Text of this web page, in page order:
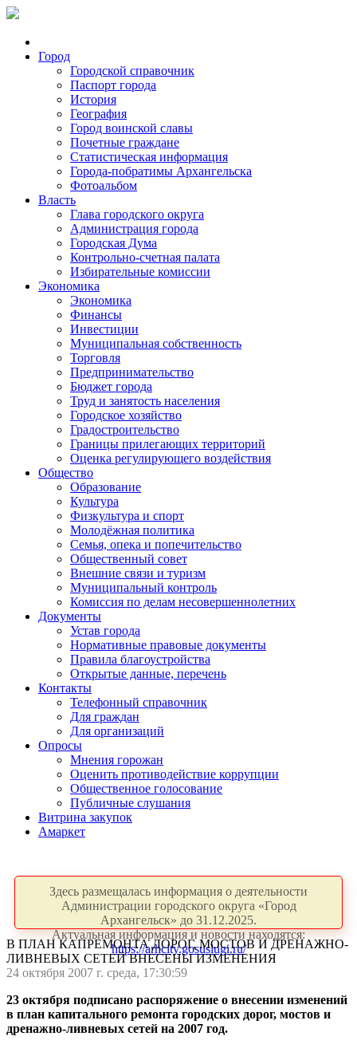
Город
Городской справочник
Паспорт города
История
География
Город воинской славы
Почетные граждане
Статистическая информация
Города-побратимы Архангельска
Фотоальбом
Власть
Глава городского округа
Администрация города
Городская Дума
Контрольно-счетная палата
Избирательные комиссии
Экономика
Экономика
Финансы
Инвестиции
Муниципальная собственность
Торговля
Предпринимательство
Бюджет города
Труд и занятость населения
Городское хозяйство
Градостроительство
Границы прилегающих территорий
Оценка регулирующего воздействия
Общество
Образование
Культура
Физкультура и спорт
Молодёжная политика
Семья, опека и попечительство
Общественный совет
Внешние связи и туризм
Муниципальный контроль
Комиссия по делам несовершеннолетних
Документы
Устав города
Нормативные правовые документы
Правила благоустройства
Открытые данные, перечень
Контакты
Телефонный справочник
Для граждан
Для организаций
Опросы
Мнения горожан
Оценить противодействие коррупции
Общественное голосование
Публичные слушания
Витрина закупок
Амаркет
Здесь размещалась информация о деятельности
Администрации городского округа «Город
Архангельск» до 31.12.2025.
Актуальная информация и новости находятся:
https://arhcity.gosuslugi.ru/
В ПЛАН КАПРЕМОНТА ДОРОГ, МОСТОВ И ДРЕНАЖНО-
ЛИВНЕВЫХ СЕТЕЙ ВНЕСЕНЫ ИЗМЕНЕНИЯ
24 октября 2007 г. среда, 17:30:59
23 октября подписано распоряжение о внесении изменений
в план капитального ремонта городских дорог, мостов и
дренажно-ливневых сетей на 2007 год.